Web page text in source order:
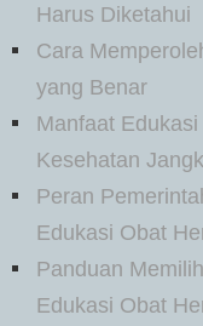
Harus Diketahui
Cara
yang Benar
Manfaat
Kesehatan
Peran
Edukasi Obat
Panduan
Edukasi Obat